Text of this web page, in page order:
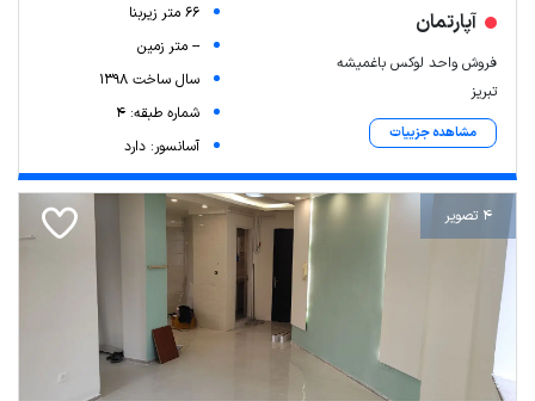
Leaflet | Map data © ariamarz.com
آپارتمان
فروش واحد لوکس باغمیشه
تبریز
مشاهده جزییات
66 متر زیربنا
-- متر زمین
سال ساخت 1398
شماره طبقه: 4
آسانسور: دارد
4 تصویر